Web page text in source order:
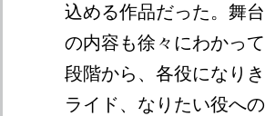
込める作品だった。舞
の内容も徐々にわかっ
段階から、各役になり
ライド、なりたい役へ